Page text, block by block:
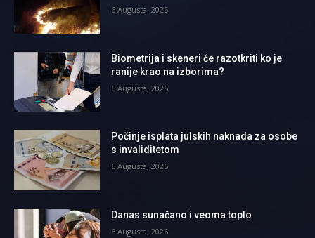
6 Augusta, 2026
Biometrija i skeneri će razotkriti ko je
ranije krao na izborima?
6 Augusta, 2026
Počinje isplata julskih naknada za osobe
s invaliditetom
6 Augusta, 2026
Danas sunačano i veoma toplo
6 Augusta, 2026